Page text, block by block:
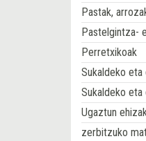
Pastak,
Pastelgintza-
Perretxikoak
Sukaldeko
Sukaldeko
Ugaztun
zerbitzuko